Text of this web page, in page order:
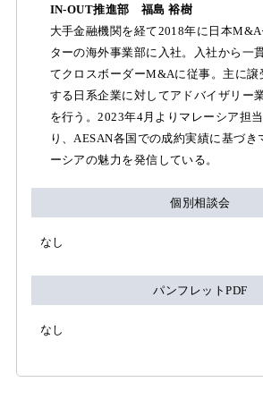
IN-OUT推進部 福島 裕樹
大手金融機関を経て2018年に日本M&A
ターの海外事業部に入社。入社から一
てクロスボーダーM&Aに従事。主に譲
する日系企業に対してアドバイザリー
を行う。2023年4月よりマレーシア担
り、AESAN各国での成約実績に基づき
ーシアの魅力を発信している。
個別相談会
なし
パンフレットPDF
なし